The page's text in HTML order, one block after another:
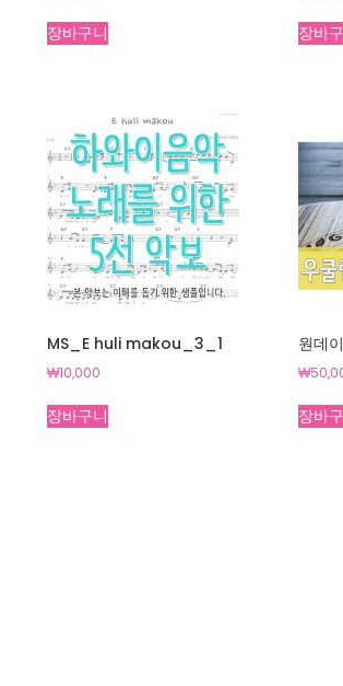
장바구니 장바
MS_E huli makou_3_1
₩10,000
장바구니
원데
₩
장바